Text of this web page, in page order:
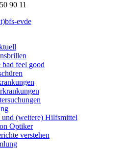
90 11
evde
bad feel good
und (weitere) Hilfsmittel
Optiker
verstehen